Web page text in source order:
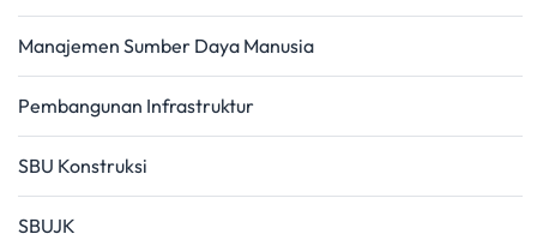
Manajemen Sumber Daya Manusia
Pembangunan Infrastruktur
SBU Konstruksi
SBUJK